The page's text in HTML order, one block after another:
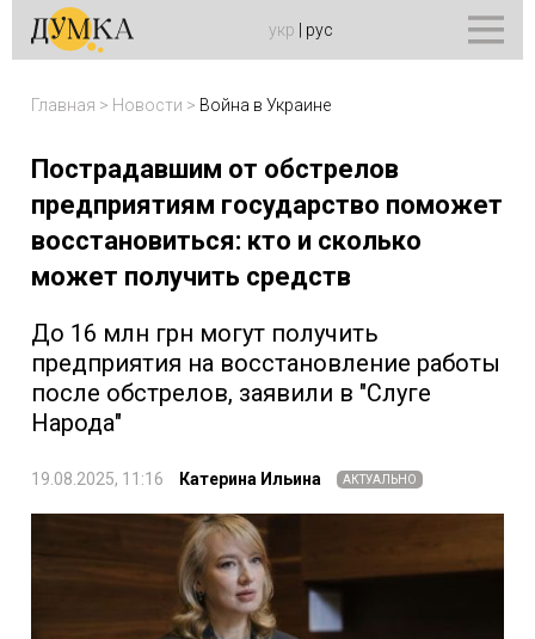
укр рус
Главная > Новости > Война в Украине
Пострадавшим от обстрелов
предприятиям государство поможет
восстановиться: кто и сколько
может получить средств
До 16 млн грн могут получить
предприятия на восстановление работы
после обстрелов, заявили в "Слуге
Народа"
19.08.2025, 11:16 Катерина Ильина АКТУАЛЬНО